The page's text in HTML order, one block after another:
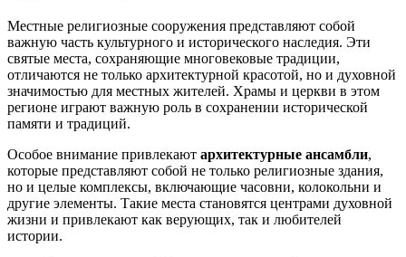
Местные религиозные сооружения представляют собой
важную часть культурного и исторического наследия. Эти
святые места, сохраняющие многовековые традиции,
отличаются не только архитектурной красотой, но и духовной
значимостью для местных жителей. Храмы и церкви в этом
регионе играют важную роль в сохранении исторической
памяти и традиций.
Особое внимание привлекают архитектурные ансамбли,
которые представляют собой не только религиозные здания,
но и целые комплексы, включающие часовни, колокольни и
другие элементы. Такие места становятся центрами духовной
жизни и привлекают как верующих, так и любителей
истории.